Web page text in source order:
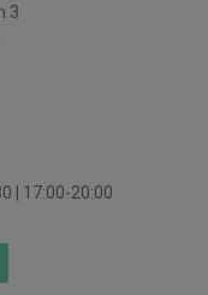
3
| 17:00-20:00